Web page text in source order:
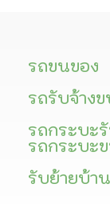
รถขนของ
รถรับจ้าง
รถกระบะ
รถกระบะ
รับย้ายบ้าน